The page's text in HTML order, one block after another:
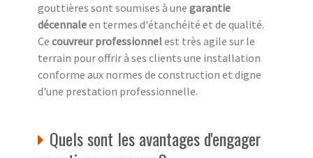
gouttières sont soumises à une garantie
décennaleen termes d'étanchéité et de qualité.
Ce couvreur professionnelest très agile sur le
terrain pour offrir à ses clients une installation
conforme aux normes de construction et digne
d'une prestation professionnelle.
Quels sont les avantages d'engager